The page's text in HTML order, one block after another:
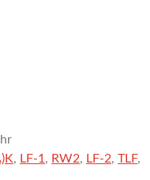
, LF-1, RW2, LF-2, TLF,